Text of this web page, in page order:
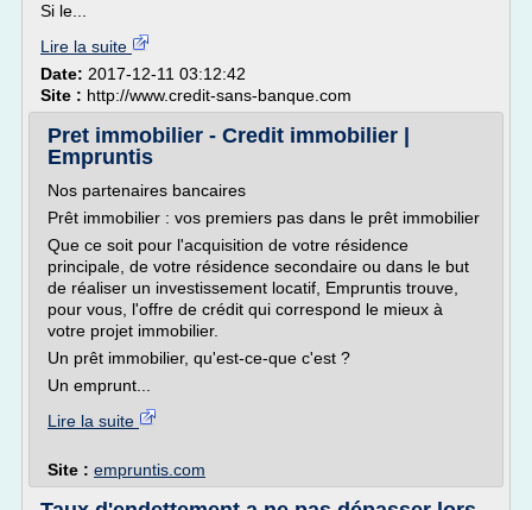
Si le...
Lire la suite
Date: 2017-12-11 03:12:42
Site : http://www.credit-sans-banque.com
Pret immobilier - Credit immobilier |
Empruntis
Nos partenaires bancaires
Prêt immobilier : vos premiers pas dans le prêt immobilier
Que ce soit pour l'acquisition de votre résidence
principale, de votre résidence secondaire ou dans le but
de réaliser un investissement locatif, Empruntis trouve,
pour vous, l'offre de crédit qui correspond le mieux à
votre projet immobilier.
Un prêt immobilier, qu'est-ce-que c'est ?
Un emprunt...
Lire la suite
Site : empruntis.com